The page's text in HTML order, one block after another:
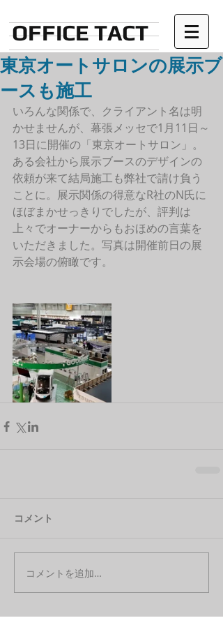
OFFICE TACT
東京オートサロンの展示ブ
ースも施工
いろんな関係で、クライアント名は明
かせませんが、幕張メッセで1月11日～
13日に開催の「東京オートサロン」。
ある会社から展示ブースのデザインの
依頼が来て結局施工も弊社で請け負う
ことに。展示関係の得意なR社のN氏に
ほぼまかせっきりでしたが、評判は
上々でオーナーからもおほめの言葉を
いただきました。写真は開催前日の展
示会場の俯瞰です。
コメント
コメントを追加…